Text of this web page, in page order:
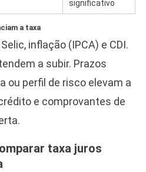
significativo
a taxa
inflação (IPCA) e CDI.
a subir. Prazos
ou perfil de risco elevam a
e comprovantes de
taxa juros